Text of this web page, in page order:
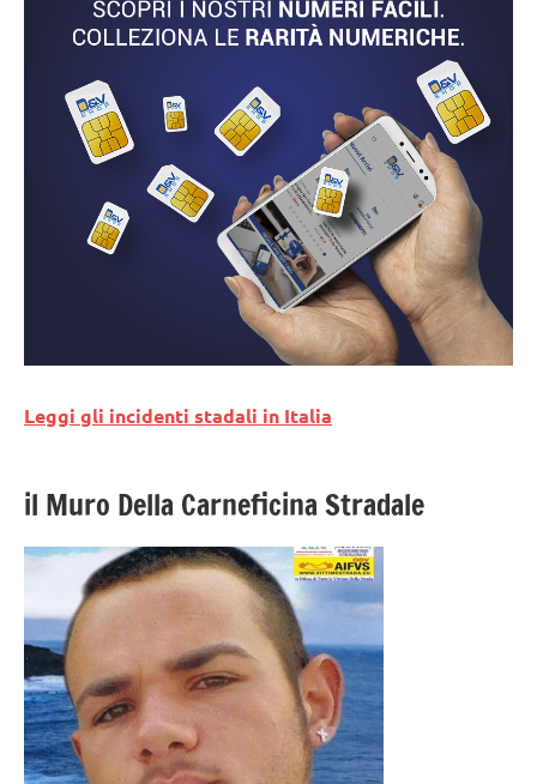
Leggi gli incidenti stadali in Italia
il Muro Della Carneficina Stradale